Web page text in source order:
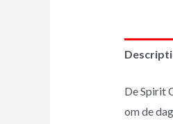
De Spirit
om de